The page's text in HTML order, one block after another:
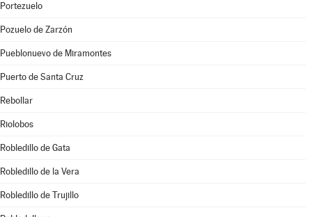
Portezuelo
Pozuelo de Zarzón
Pueblonuevo de Miramontes
Puerto de Santa Cruz
Rebollar
Riolobos
Robledillo de Gata
Robledillo de la Vera
Robledillo de Trujillo